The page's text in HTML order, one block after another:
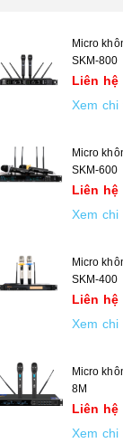
Micro
SKM-800
Liên hệ
Xem chi
Micro
SKM-600
Liên hệ
Xem chi
Micro
SKM-400
Liên hệ
Xem chi
Micro
8M
Liên hệ
Xem chi